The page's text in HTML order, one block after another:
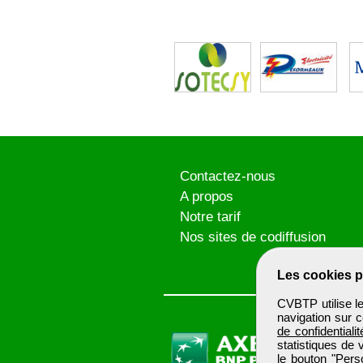
Les cookies
CVBTP utilise
navigation sur
de
statistiques de
le bouton
Contactez-nous
A propos
Notre tarif
Nos sites de codiffusion